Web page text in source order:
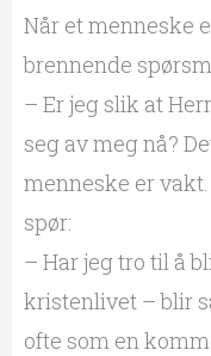
Når et menneske
brennende
– Er jeg slik at
seg av meg nå?
menneske er
spør:
– Har jeg tro til å
kristenlivet – blir
ofte som en